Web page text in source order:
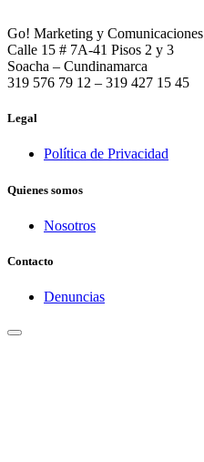
Go! Marketing y Comunicaciones
Calle 15 # 7A-41 Pisos 2 y 3
Soacha – Cundinamarca
319 576 79 12 – 319 427 15 45
Legal
Política de Privacidad
Quienes somos
Nosotros
Contacto
Denuncias